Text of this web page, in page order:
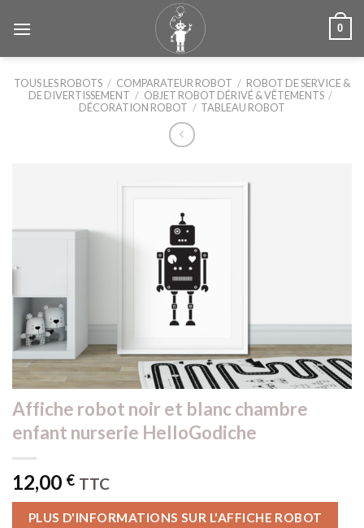
0
TOUS LES ROBOTS / COMPARATEUR ROBOT / ROBOT DE SERVICE &
DE DIVERTISSEMENT / OBJET ROBOT DÉRIVÉ & VÊTEMENTS /
DÉCORATION ROBOT / TABLEAU ROBOT
Affiche robot noir et blanc chambre
enfant nurserie HelloGodiche
12,00 € TTC
PLUS D'INFORMATIONS SUR L'AFFICHE ROBOT